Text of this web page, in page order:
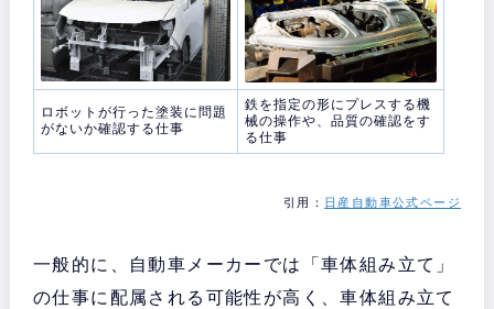
ロボットが行った塗装に問題
がないか確認する仕事
鉄を指定の形にプレスする機
械の操作や、品質の確認をす
る仕事
引用： 日産自動車公式ページ
一般的に、自動車メーカーでは「車体組み立て」
の仕事に配属される可能性が高く、車体組み立て